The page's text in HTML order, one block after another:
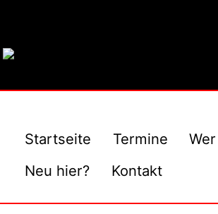
Startseite Termine
Neu hier?
Kontakt